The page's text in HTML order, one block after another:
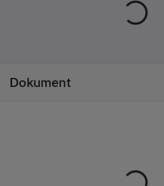
IEC 61340, OEKO-
TEX®-certifierad.
Dokument